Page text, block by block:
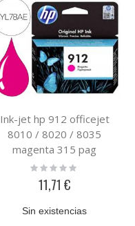
Ink-jet hp 912 officejet
8010 / 8020 / 8035
magenta 315 pag
Rating:
11,71 €
Sin existencias